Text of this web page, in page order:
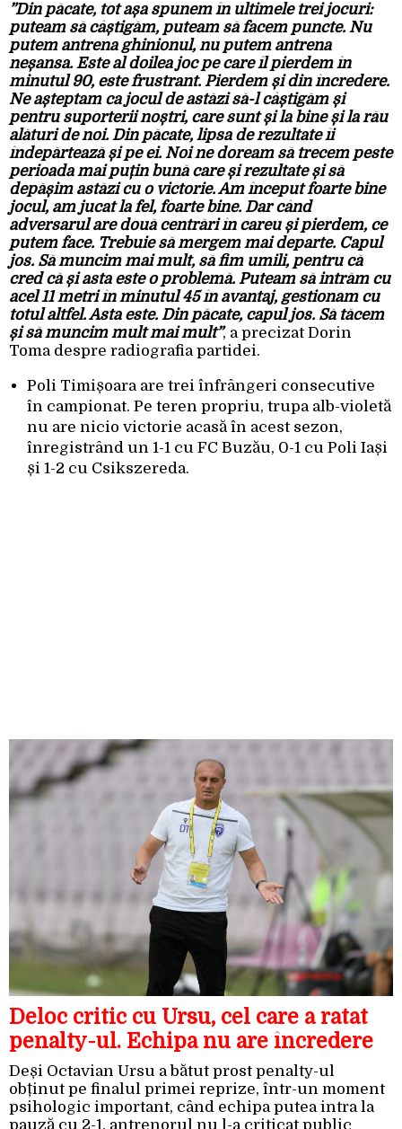
”Din păcate, tot așa spunem în ultimele trei jocuri:
puteam să câștigăm, puteam să facem puncte. Nu
putem antrena ghinionul, nu putem antrena
neșansa. Este al doilea joc pe care îl pierdem în
minutul 90, este frustrant. Pierdem și din încredere.
Ne așteptam ca jocul de astăzi să-l câștigăm și
pentru suporterii noștri, care sunt și la bine și la rău
alături de noi. Din păcate, lipsa de rezultate îi
îndepărtează și pe ei. Noi ne doream să trecem peste
perioada mai puțin bună care și rezultate și să
depășim astăzi cu o victorie. Am început foarte bine
jocul, am jucat la fel, foarte bine. Dar când
adversarul are două centrări în careu și pierdem, ce
putem face. Trebuie să mergem mai departe. Capul
jos. Să muncim mai mult, să fim umili, pentru că
cred că și asta este o problemă. Puteam să intrăm cu
acel 11 metri în minutul 45 în avantaj, gestionam cu
totul altfel. Asta este. Din păcate, capul jos. Să tăcem
și să muncim mult mai mult”, a precizat Dorin
Toma despre radiografia partidei.
Poli Timișoara are trei înfrângeri consecutive
în campionat. Pe teren propriu, trupa alb-violetă
nu are nicio victorie acasă în acest sezon,
înregistrând un 1-1 cu FC Buzău, 0-1 cu Poli Iași
și 1-2 cu Csikszereda.
Deloc critic cu Ursu, cel care a ratat
penalty-ul. Echipa nu are încredere
Deși Octavian Ursu a bătut prost penalty-ul
obținut pe finalul primei reprize, într-un moment
psihologic important, când echipa putea intra la
pauză cu 2-1, antrenorul nu l-a criticat public